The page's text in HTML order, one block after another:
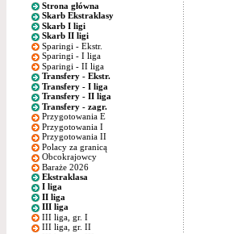
Strona główna
Skarb Ekstraklasy
Skarb I ligi
Skarb II ligi
Sparingi - Ekstr.
Sparingi - I liga
Sparingi - II liga
Transfery - Ekstr.
Transfery - I liga
Transfery - II liga
Transfery - zagr.
Przygotowania E
Przygotowania I
Przygotowania II
Polacy za granicą
Obcokrajowcy
Baraże 2026
Ekstraklasa
I liga
II liga
III liga
III liga, gr. I
III liga, gr. II